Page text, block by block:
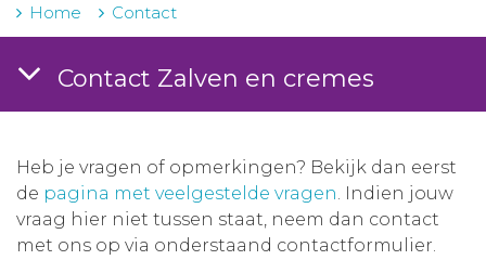
Over IVM
Actueel
Home Contact
Contact Zalven en cremes
Heb je vragen of opmerkingen? Bekijk dan eerst
de pagina met veelgestelde vragen. Indien jouw
vraag hier niet tussen staat, neem dan contact
met ons op via onderstaand contactformulier.